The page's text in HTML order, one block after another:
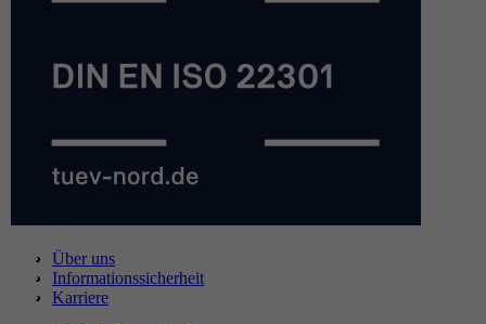
Über uns
Informationssicherheit
Karriere